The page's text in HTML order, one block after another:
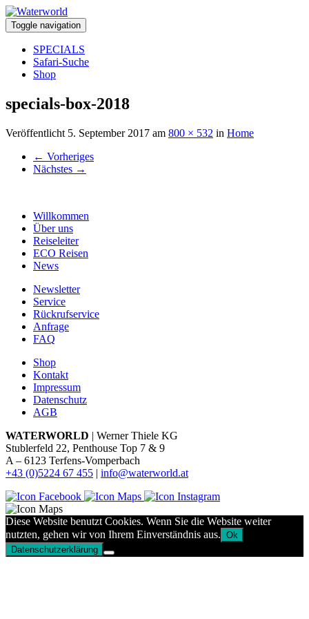
Toggle navigation
SPECIALS
Safari-Suche
Shop
specials-box-2018
Veröffentlicht 5. September 2017 am 800 × 532 in Home
← Vorheriges
Nächstes →
Willkommen
Über uns
Reiseleiter
ECO Reisen
News
Newsletter
Service
Rückrufservice
Anfrage
FAQ
Shop
Kontakt
Impressum
Datenschutz
AGB
WATERWORLD | Werner Thiele KG
Stublerfeld 22, Penthouse Top 7 & 9
A – 6123 Terfens-Vomperbach
+43 (0)5224 67 455 | info@waterworld.at
Diese Website benutzt Cookies. Wenn Sie die Website weiter
nutzten, gehen wir von Ihrem Einverständnis aus. Ok
Datenschutzerklärung